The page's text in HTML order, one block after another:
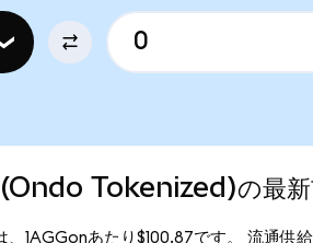
Tokenized)の最新
1AGGonあたり$100.87です。 流通供